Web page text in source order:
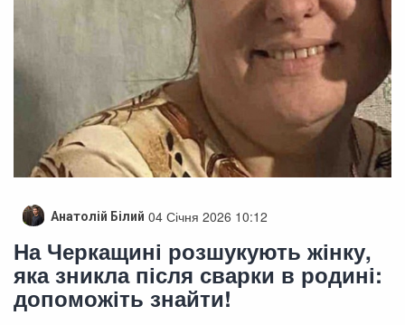
Анатолій Білий 04 Січня 2026 10:12
На Черкащині розшукують жінку,
яка зникла після сварки в родині:
допоможіть знайти!